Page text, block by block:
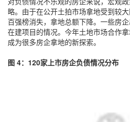
略。由于在公开土拍市场拿地受到较
百强榜消失，拿地总额下降。一些房
在建项目的情况。今年土地市场合作
成为很多房企拿地的新探索。
图 4：120家上市房企负债情况分布